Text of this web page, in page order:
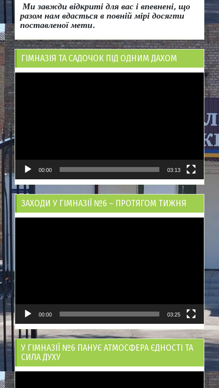
Ми завжди відкриті для вас і впевнені, що
разом нам вдасться в повній мірі досягти
поставленої мети.
ГІМНАЗІЯ ТА САДОЧОК ПІД ОДНИМ ДАХОМ
00:00 03:13
ЗАХОДИ У ГІМНАЗІЇ №6 – ПРОТЯГОМ ТИЖНЯ
00:00 03:25
У ГІМНАЗІЇ №6 ПАНУЄ АТМОСФЕРА ЄДНОСТІ ТА
СИЛА ДУХУ